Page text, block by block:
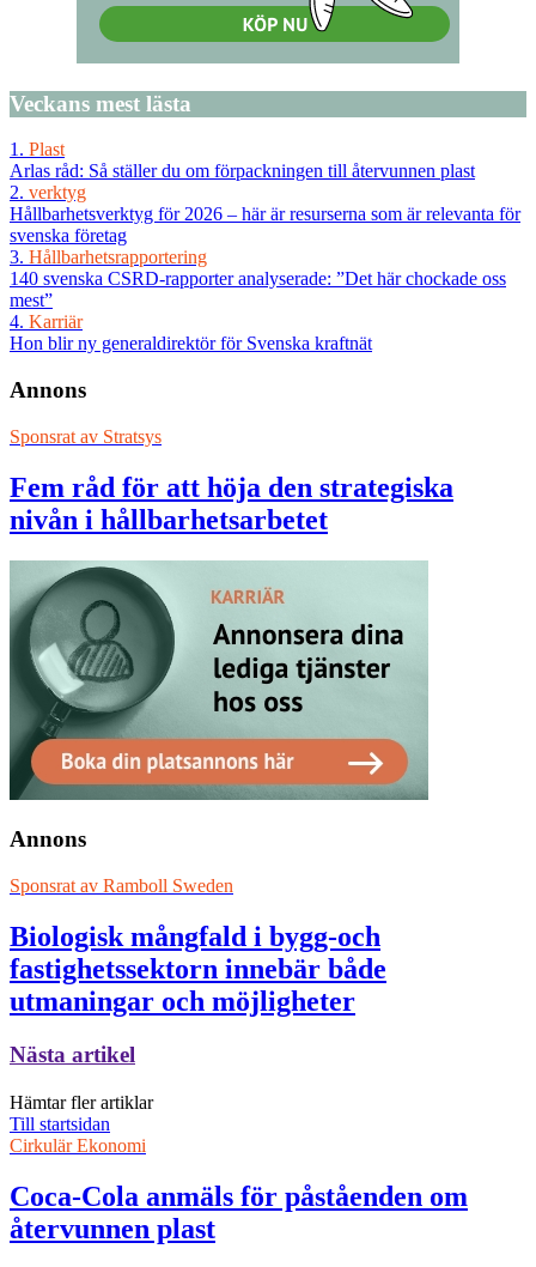
Veckans mest lästa
1. Plast
Arlas råd: Så ställer du om förpackningen till återvunnen plast
2. verktyg
Hållbarhetsverktyg för 2026 – här är resurserna som är relevanta för
svenska företag
3. Hållbarhetsrapportering
140 svenska CSRD-rapporter analyserade: ”Det här chockade oss
mest”
4. Karriär
Hon blir ny generaldirektör för Svenska kraftnät
Annons
Sponsrat av Stratsys
Fem råd för att höja den strategiska
nivån i hållbarhetsarbetet
Annons
Sponsrat av Ramboll Sweden
Biologisk mångfald i bygg-och
fastighetssektorn innebär både
utmaningar och möjligheter
Nästa artikel
Hämtar fler artiklar
Till startsidan
Cirkulär Ekonomi
Coca-Cola anmäls för påståenden om
återvunnen plast